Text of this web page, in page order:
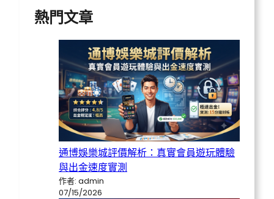
熱門文章
通博娛樂城評價解析：真實會員遊玩體驗
與出金速度實測
作者: admin
07/15/2026